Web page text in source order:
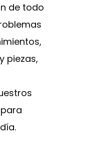
de todo
piezas,